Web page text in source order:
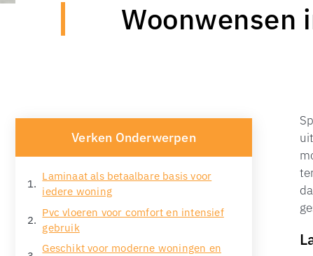
Woonwensen
Verken Onderwerpen
Laminaat als betaalbare basis voor
iedere woning
Pvc vloeren voor comfort en intensief
gebruik
Geschikt voor moderne woningen en